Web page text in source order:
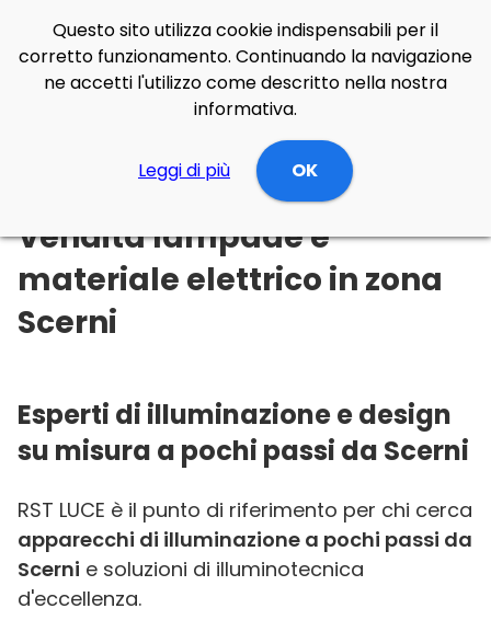
Illuminazione Online Abruzzo Chieti
Vendita lampade e
materiale elettrico in zona
Scerni
Esperti di illuminazione e design
su misura a pochi passi da Scerni
RST LUCE è il punto di riferimento per chi cerca
apparecchi di illuminazione a pochi passi da
Scerni e soluzioni di illuminotecnica
d'eccellenza.
Questo sito utilizza cookie indispensabili per il
corretto funzionamento. Continuando la navigazione
ne accetti l'utilizzo come descritto nella nostra
informativa.
Leggi di più OK